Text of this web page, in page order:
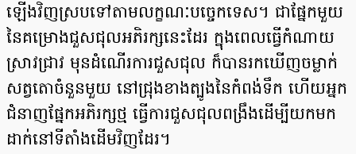
ឡើងវិញស្របទៅតាមលក្ខណៈបច្ចេកទេស។ ជាផ្នែកមួយ
នៃគម្រោងជួសជុលអភិរក្សនេះដែរ ក្នុងពេលធ្វើកំណាយ
ស្រាវជ្រាវ មុនដំណើរការជួសជុល ក៏បានរកឃើញចម្លាក់
សត្វតោចំនួនមួយ នៅជ្រុងខាងត្បូងនៃកំពង់ទឹក ហើយអ្នក
ជំនាញផ្នែកអភិរក្សថ្ម ធ្វើការជួសជុលពង្រឹងដើម្បីយកមក
ដាក់នៅទីតាំងដើមវិញដែរ។